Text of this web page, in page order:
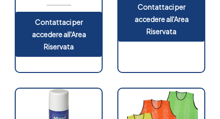
Contattaci per
accedere all'Area
Riservata
Contattaci per
accedere all'Area
Riservata